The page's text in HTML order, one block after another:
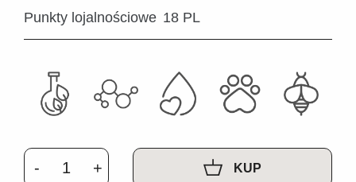
Punkty lojalnościowe 18 PL
KUP